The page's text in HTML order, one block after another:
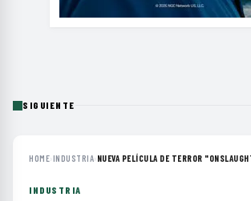
SIGUIENTE
HOME›INDUSTRIA› NUEVA PELÍCULA DE TERROR
INDUSTRIA